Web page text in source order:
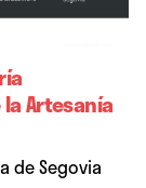
Artesanía
de Segovia